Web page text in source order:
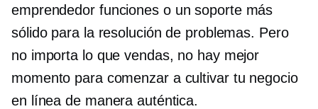
emprendedorfunciones o un soporte más
sólido para la resolución de problemas. Pero
no importa lo que vendas, no hay mejor
momento para comenzar a cultivar tu negocio
en línea de manera auténtica.